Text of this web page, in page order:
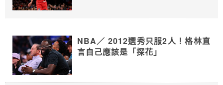
NBA／ 2012選秀只服2人！格林直
言自己應該是「探花」